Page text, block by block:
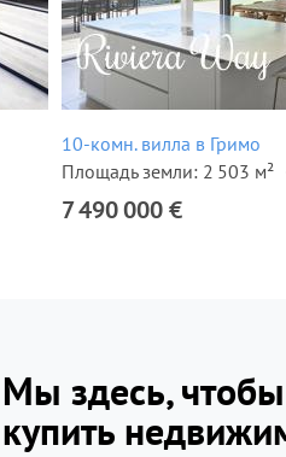
10-комн. вилла в Гримо
Площадь земли: 2 503 м²
7 490 000 €
Мы здесь,
купить